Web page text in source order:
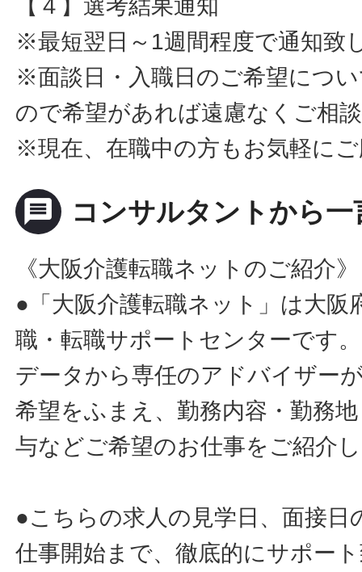
【４】選考結果通知
※最短翌日～1週間程度で通知致
※面談日・入職日のご希望につ
ので希望があれば遠慮なくご相
※現在、在職中の方もお気軽に
message コンサルタントから一
《大阪介護転職ネットのご紹介》
●「大阪介護転職ネット」は大阪
職・転職サポートセンターです
データから専任のアドバイザー
希望をふまえ、勤務内容・勤務
与などご希望のお仕事をご紹介
●こちらの求人の見学日、面接日
仕事開始まで、徹底的にサポー